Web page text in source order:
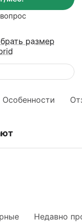
размер
Особенности
Недавно